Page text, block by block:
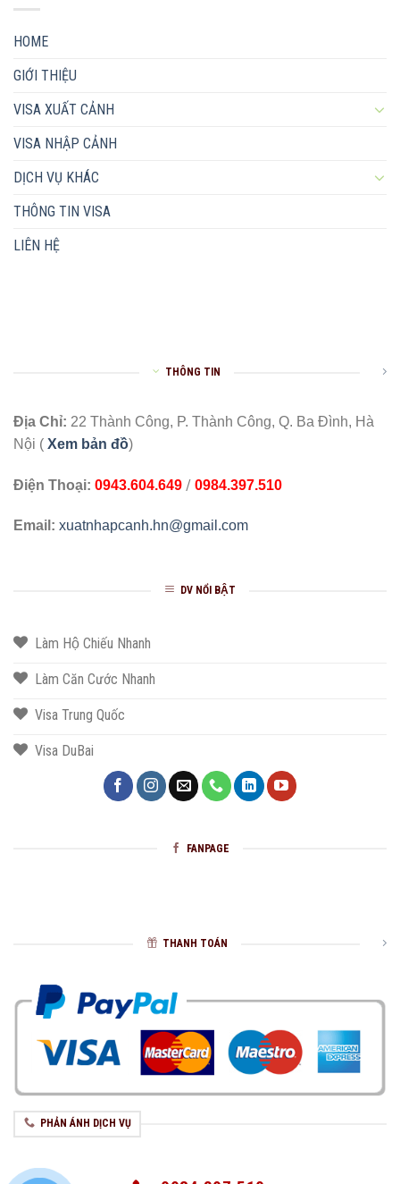
HOME
GIỚI THIỆU
VISA XUẤT CẢNH
VISA NHẬP CẢNH
DỊCH VỤ KHÁC
THÔNG TIN VISA
LIÊN HỆ
THÔNG TIN
Địa Chỉ: 22 Thành Công, P. Thành Công, Q. Ba Đình, Hà
Nội ( Xem bản đồ)
Điện Thoại: 0943.604.649 / 0984.397.510
Email: xuatnhapcanh.hn@gmail.com
DV NỔI BẬT
Làm Hộ Chiếu Nhanh
Làm Căn Cước Nhanh
Visa Trung Quốc
Visa DuBai
FANPAGE
THANH TOÁN
PHẢN ÁNH DỊCH VỤ